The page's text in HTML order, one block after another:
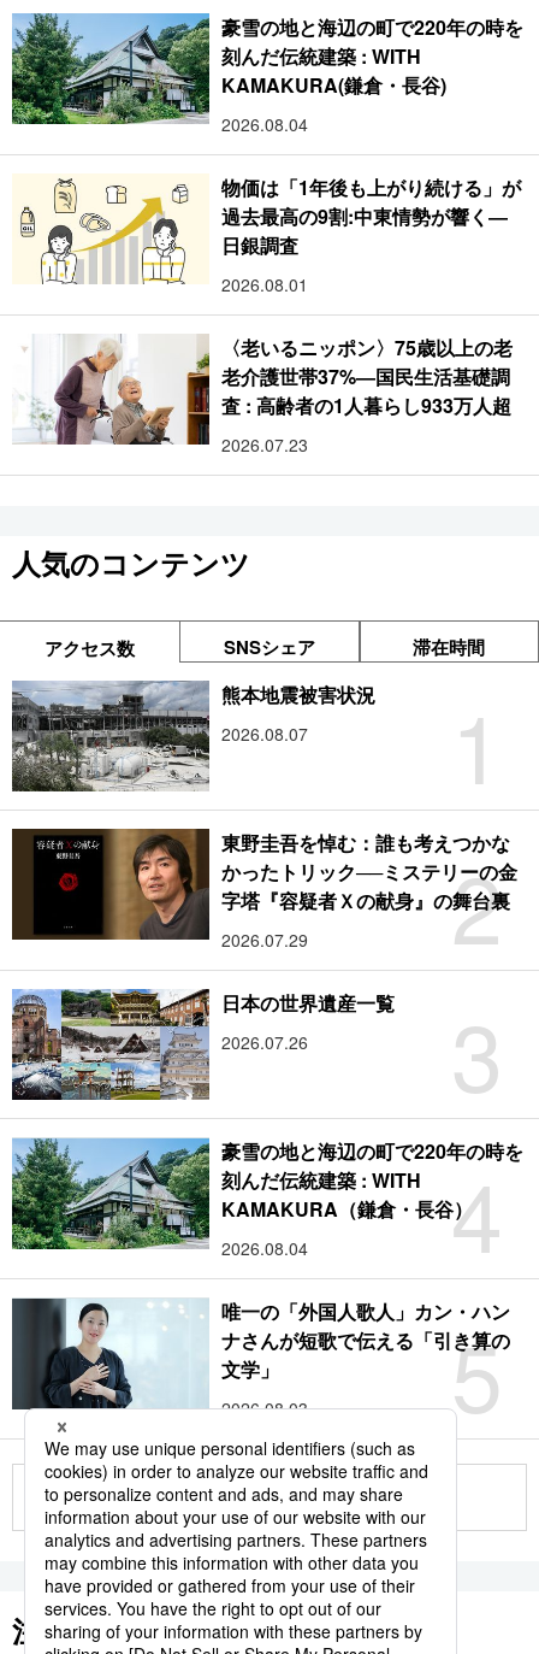
豪雪の地と海辺の町で220年の時を
刻んだ伝統建築 : WITH
KAMAKURA(鎌倉・長谷)
2026.08.04
物価は「1年後も上がり続ける」が
過去最高の9割:中東情勢が響く―
日銀調査
2026.08.01
〈老いるニッポン〉75歳以上の老
老介護世帯37%―国民生活基礎調
査 : 高齢者の1人暮らし933万人超
2026.07.23
人気のコンテンツ
アクセス数 SNSシェア 滞在時間
1
熊本地震被害状況
2026.08.07
2
東野圭吾を悼む：誰も考えつかな
かったトリック──ミステリーの金
字塔『容疑者Ｘの献身』の舞台裏
2026.07.29
3
日本の世界遺産一覧
2026.07.26
4
豪雪の地と海辺の町で220年の時を
刻んだ伝統建築 : WITH
KAMAKURA（鎌倉・長谷）
2026.08.04
5
唯一の「外国人歌人」カン・ハン
ナさんが短歌で伝える「引き算の
文学」
2026.08.03
もっと見る
注目のキーワード